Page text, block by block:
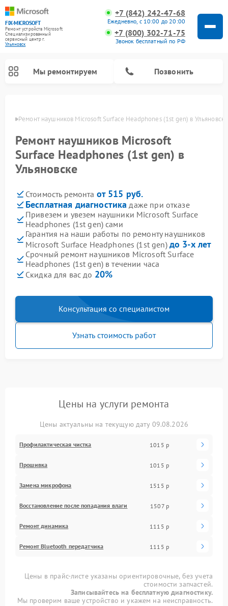
FIX-MICROSOFT
Ремонт устройств Microsoft
Специализированный
cервисный центр г.
Ульяновск
+7 (842) 242-47-68
Ежедневно, с 10:00 до 20:00
+7 (800) 302-71-75
Звонок бесплатный по РФ
Мы ремонтируем Позвонить
Ремонт наушников Microsoft Surface Headphones (1st gen) в Ульяновске
Ремонт наушников Microsoft
Surface Headphones (1st gen) в
Ульяновске
Стоимость ремонта от 515 руб.
Бесплатная диагностика даже при отказе
Привезем и увезем наушники Microsoft Surface
Headphones (1st gen) сами
Гарантия на наши работы по ремонту наушников
Microsoft Surface Headphones (1st gen) до 3-х лет
Срочный ремонт наушников Microsoft Surface
Headphones (1st gen) в течении часа
Скидка для вас до 20%
Консультация со специалистом
Узнать стоимость работ
Цены на услуги ремонта
Цены актуальны на текущую дату 09.08.2026
Профилактическая чистка 1015 р
Прошивка 1015 р
Замена микрофона 1515 р
Восстановление после попадания влаги 1507 р
Ремонт динамика 1115 р
Ремонт Bluetooth передатчика 1115 р
Цены в прайс-листе указаны ориентировочные, без учета
стоимости запчастей.
Записывайтесь на бесплатную диагностику.
Мы проверим ваше устройство и укажем на неисправность.